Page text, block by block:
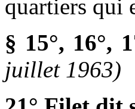
quartiers qui
§ 15°, 16°,
juillet 1963)